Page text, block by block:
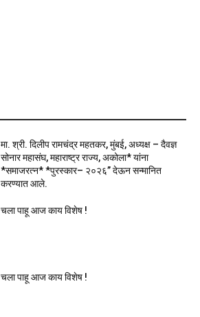
मा. श्री. दिलीप रामचंद्र महतकर, मुंबई, अध्यक्ष – दैवज्ञ
सोनार महासंघ, महाराष्ट्र राज्य, अकोला* यांना
*समाजरत्न* *पुरस्कार– २०२६” देऊन सन्मानित
करण्यात आले.
चला पाहू आज काय विशेष !
चला पाहू आज काय विशेष !